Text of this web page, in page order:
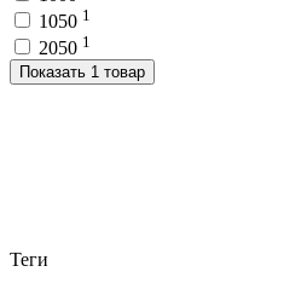
1050 1
2050 1
Показать 1 товар
Теги